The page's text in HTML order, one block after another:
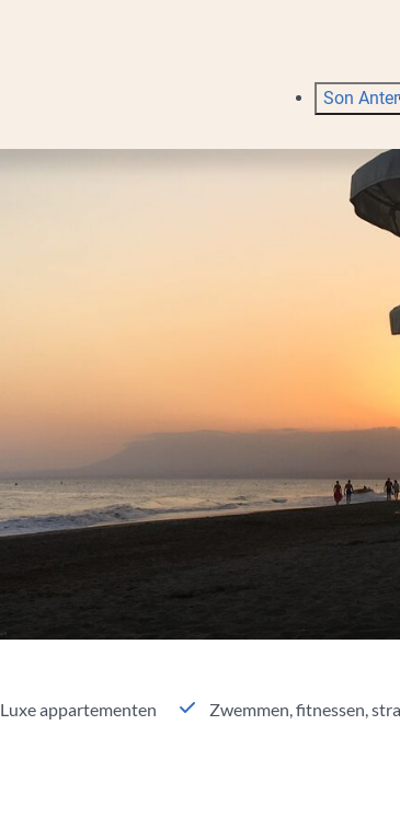
Son
Luxe appartementen Zwemmen, fitnessen,